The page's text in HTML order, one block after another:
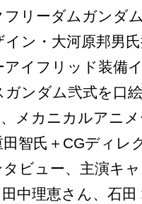
フリーダムガンダ
ン・大河原邦男
イフリッド装備
ガンダム弐式を
メカニカルアニ
智氏＋CGディレ
ビュー、主演キ
中理恵さん、石